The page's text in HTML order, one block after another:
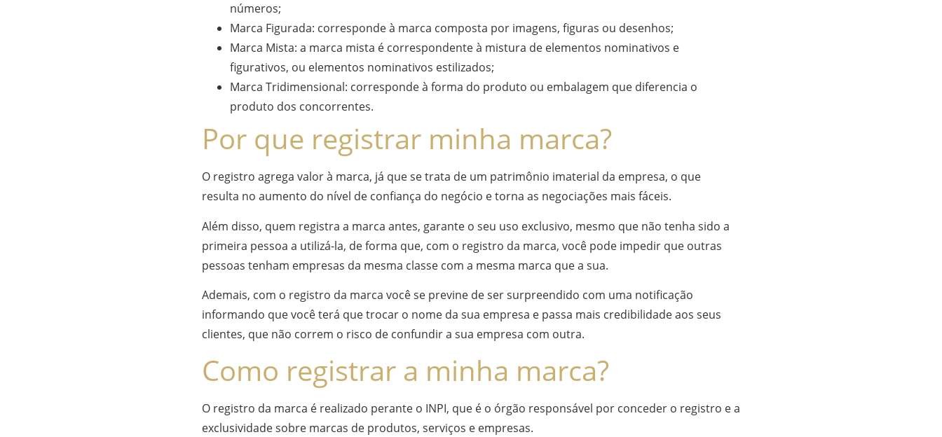
números;
Marca Figurada: corresponde à marca composta por imagens, figuras ou desenhos;
Marca Mista: a marca mista é correspondente à mistura de elementos nominativos e
figurativos, ou elementos nominativos estilizados;
Marca Tridimensional: corresponde à forma do produto ou embalagem que diferencia o
produto dos concorrentes.
Por que registrar minha marca?
O registro agrega valor à marca, já que se trata de um patrimônio imaterial da empresa, o que
resulta no aumento do nível de confiança do negócio e torna as negociações mais fáceis.
Além disso, quem registra a marca antes, garante o seu uso exclusivo, mesmo que não tenha sido a
primeira pessoa a utilizá-la, de forma que, com o registro da marca, você pode impedir que outras
pessoas tenham empresas da mesma classe com a mesma marca que a sua.
Ademais, com o registro da marca você se previne de ser surpreendido com uma notificação
informando que você terá que trocar o nome da sua empresa e passa mais credibilidade aos seus
clientes, que não correm o risco de confundir a sua empresa com outra.
Como registrar a minha marca?
O registro da marca é realizado perante o INPI, que é o órgão responsável por conceder o registro e a
exclusividade sobre marcas de produtos, serviços e empresas.